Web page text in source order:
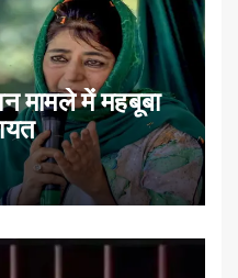
मामले में महबूबा